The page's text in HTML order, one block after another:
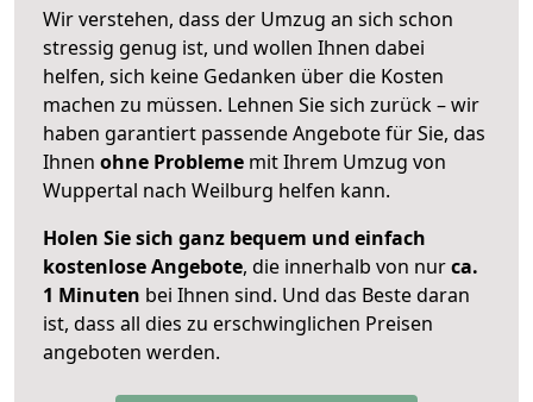
Wir verstehen, dass der Umzug an sich schon
stressig genug ist, und wollen Ihnen dabei
helfen, sich keine Gedanken über die Kosten
machen zu müssen. Lehnen Sie sich zurück – wir
haben garantiert passende Angebote für Sie, das
Ihnen ohne Probleme mit Ihrem Umzug von
Wuppertal nach Weilburg helfen kann.
Holen Sie sich ganz bequem und einfach
kostenlose Angebote, die innerhalb von nurca.
1 Minuten bei Ihnen sind. Und das Beste daran
ist, dass all dies zu erschwinglichen Preisen
angeboten werden.